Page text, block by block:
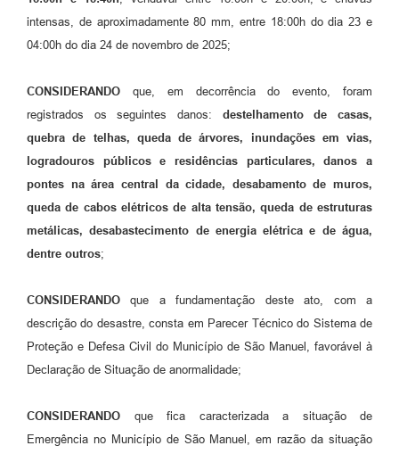
intensas, de aproximadamente 80 mm, entre 18:00h do dia 23 e
04:00h do dia 24 de novembro de 2025;
CONSIDERANDO que, em decorrência do evento, foram
registrados os seguintes danos: destelhamento de casas,
quebra de telhas, queda de árvores, inundações em vias,
logradouros públicos e residências particulares, danos a
pontes na área central da cidade, desabamento de muros,
queda de cabos elétricos de alta tensão, queda de estruturas
metálicas, desabastecimento de energia elétrica e de água,
dentre outros;
CONSIDERANDO que a fundamentação deste ato, com a
descrição do desastre, consta em Parecer Técnico do Sistema de
Proteção e Defesa Civil do Município de São Manuel, favorável à
Declaração de Situação de anormalidade;
CONSIDERANDO que fica caracterizada a situação de
Emergência no Município de São Manuel, em razão da situação